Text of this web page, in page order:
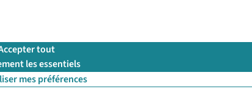
tout
les essentiels
mes préférences